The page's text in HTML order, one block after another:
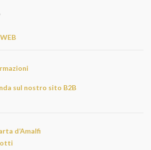
sul nostro sito B2B
d’Amalfi